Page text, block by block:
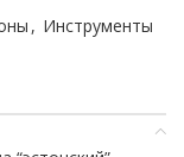
, Инструменты